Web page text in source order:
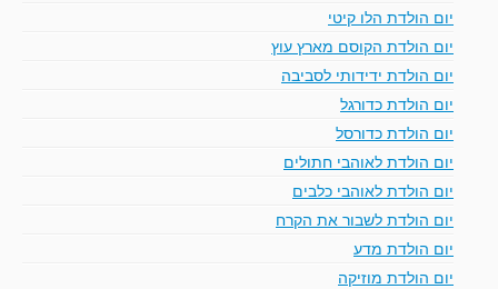
יום הולדת הלו קיטי
יום הולדת הקוסם מארץ עוץ
יום הולדת ידידותי לסביבה
יום הולדת כדורגל
יום הולדת כדורסל
יום הולדת לאוהבי חתולים
יום הולדת לאוהבי כלבים
יום הולדת לשבור את הקרח
יום הולדת מדע
יום הולדת מוזיקה